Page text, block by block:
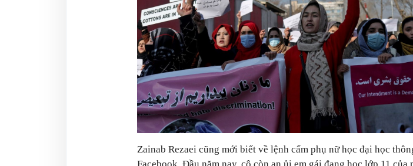
Zainab Rezaei cũng mới biết về lệnh cấm phụ nữ học đại học